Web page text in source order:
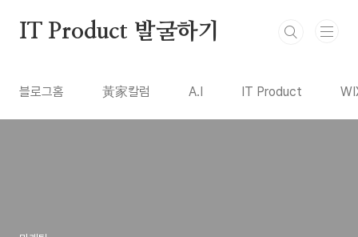
IT Product 발굴하기
블로그홈 黃家칼럼 A.I IT Product